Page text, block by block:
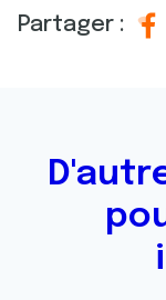
Partager :